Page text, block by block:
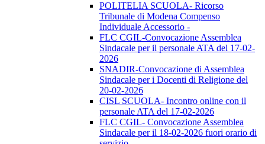
POLITELIA SCUOLA- Ricorso
Tribunale di Modena Compenso
Individuale Accessorio -
FLC CGIL-Convocazione Assemblea
Sindacale per il personale ATA del 17-02-
2026
SNADIR-Convocazione di Assemblea
Sindacale per i Docenti di Religione del
20-02-2026
CISL SCUOLA- Incontro online con il
personale ATA del 17-02-2026
FLC CGIL- Convocazione Assemblea
Sindacale per il 18-02-2026 fuori orario di